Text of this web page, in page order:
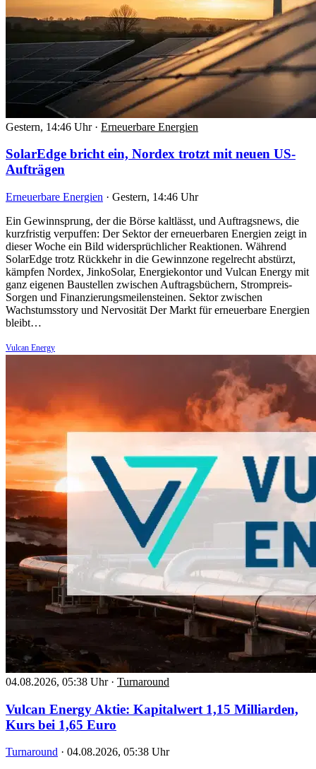
Gestern, 14:46 Uhr · Erneuerbare Energien
SolarEdge bricht ein, Nordex trotzt mit neuen US-
Aufträgen
Erneuerbare Energien · Gestern, 14:46 Uhr
Ein Gewinnsprung, der die Börse kaltlässt, und Auftragsnews, die
kurzfristig verpuffen: Der Sektor der erneuerbaren Energien zeigt in
dieser Woche ein Bild widersprüchlicher Reaktionen. Während
SolarEdge trotz Rückkehr in die Gewinnzone regelrecht abstürzt,
kämpfen Nordex, JinkoSolar, Energiekontor und Vulcan Energy mit
ganz eigenen Baustellen zwischen Auftragsbüchern, Strompreis-
Sorgen und Finanzierungsmeilensteinen. Sektor zwischen
Wachstumsstory und Nervosität Der Markt für erneuerbare Energien
bleibt…
Vulcan Energy
04.08.2026, 05:38 Uhr · Turnaround
Vulcan Energy Aktie: Kapitalwert 1,15 Milliarden,
Kurs bei 1,65 Euro
Turnaround · 04.08.2026, 05:38 Uhr